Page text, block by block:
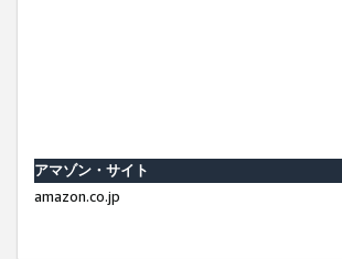
アマゾン・サイト
amazon.co.jp